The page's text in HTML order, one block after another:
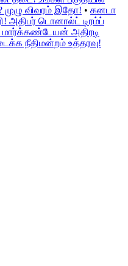
முழு விவரம் இதோ! • கனடா
அதிபர் டொனால்ட் டிரம்ப்
மார்க்கண்டேயன் அதிரடி
நீதிமன்றம் உத்தரவு!